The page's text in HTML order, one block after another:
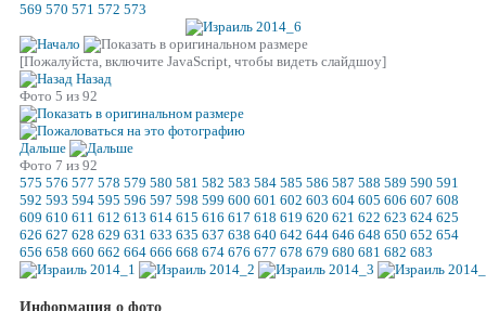
569 570 571 572 573
[Пожалуйста, включите JavaScript, чтобы видеть слайдшоу]
Назад
Фото 5 из 92
Дальше
Фото 7 из 92
575 576 577 578 579 580 581 582 583 584 585 586 587 588 589 590 591
592 593 594 595 596 597 598 599 600 601 602 603 604 605 606 607 608
609 610 611 612 613 614 615 616 617 618 619 620 621 622 623 624 625
626 627 628 629 631 633 635 637 638 640 642 644 646 648 650 652 654
656 658 660 662 664 666 668 674 676 677 678 679 680 681 682 683
Информация о фото